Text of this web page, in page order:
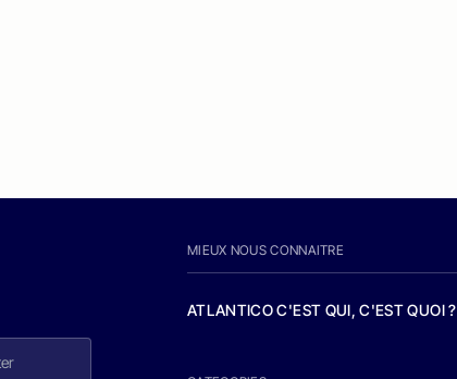
MIEUX NOUS CONNAITRE
ATLANTICO C'EST QUI, C'EST QUOI ?